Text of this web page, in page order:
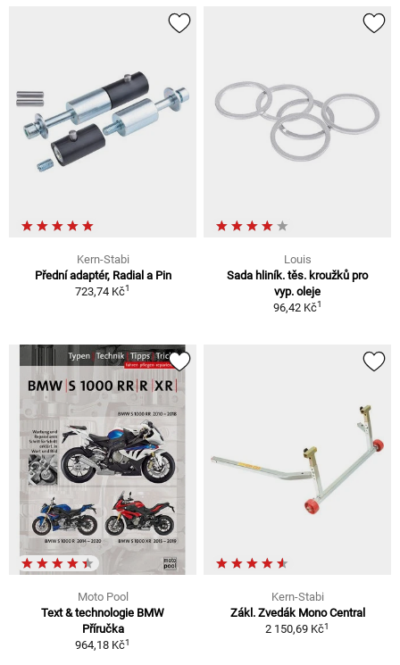
Kern-Stabi
Přední adaptér, Radial a Pin
723,74 Kč1
Louis
Sada hliník. těs. kroužků pro
vyp. oleje
96,42 Kč1
Moto Pool
Text & technologie BMW
Příručka
964,18 Kč1
Kern-Stabi
Zákl. Zvedák Mono Central
2 150,69 Kč1